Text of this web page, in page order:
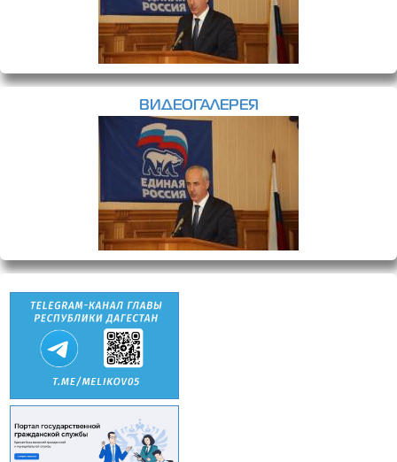
ВИДЕОГАЛЕРЕЯ